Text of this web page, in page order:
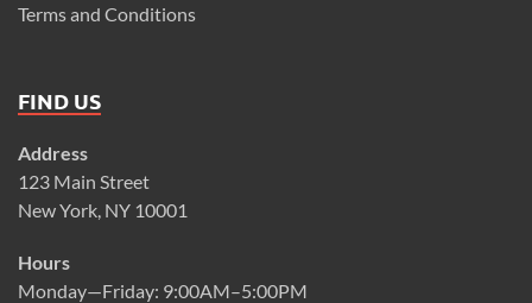
Terms and Conditions
FIND US
Address
123 Main Street
New York, NY 10001
Hours
Monday—Friday: 9:00AM–5:00PM